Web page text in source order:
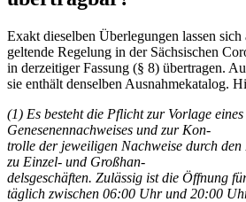
Exakt dieselben Überlegungen lassen
geltende Regelung in der Sächsischen
in derzeitiger Fassung (§ 8) übertragen.
sie enthält denselben Ausnahmekatalog.
(1) Es besteht die Pflicht zur Vorlage
Genesenennachweises und zur Kon-
trolle der jeweiligen Nachweise durch
zu Einzel- und Großhan-
delsgeschäften. Zulässig ist die Öffnung
täglich zwischen 06:00 Uhr und 20:00